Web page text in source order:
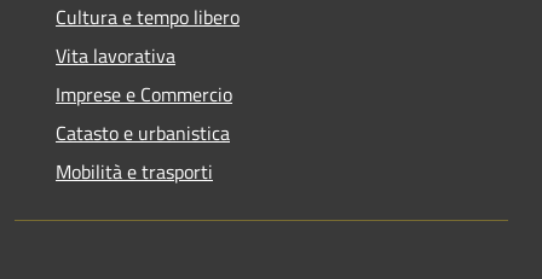
Cultura e tempo libero
Vita lavorativa
Imprese e Commercio
Catasto e urbanistica
Mobilità e trasporti